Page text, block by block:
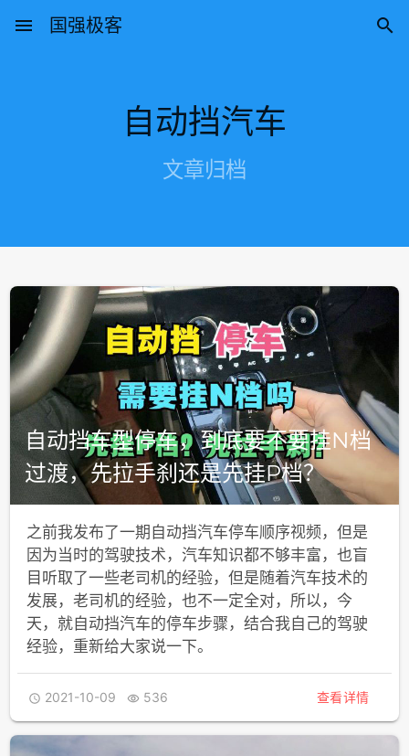
menu 国强极客 
自动挡汽车
文章归档
自动挡车型停车，到底要不要挂N档
过渡，先拉手刹还是先挂P档？
之前我发布了一期自动挡汽车停车顺序视频，但是
因为当时的驾驶技术，汽车知识都不够丰富，也盲
目听取了一些老司机的经验，但是随着汽车技术的
发展，老司机的经验，也不一定全对，所以，今
天，就自动挡汽车的停车步骤，结合我自己的驾驶
经验，重新给大家说一下。
 2021-10-09  536 查看详情